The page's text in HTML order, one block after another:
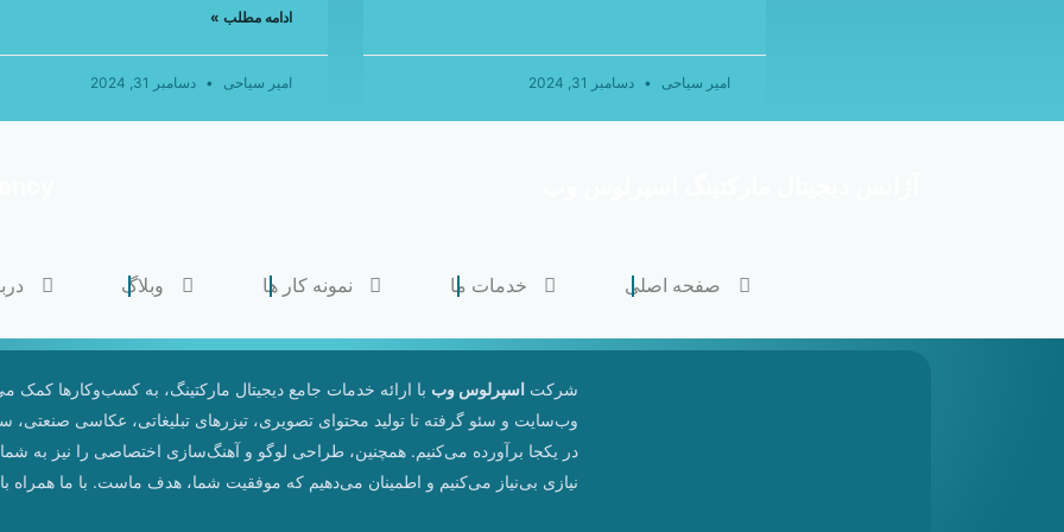
امیر سیاحی دسامبر 31, 2024
ادامه مطلب »
امیر سیاحی دسامبر 31, 2024
صفحه اصلی خدمات ما نمونه کار ها وبلاگ
شرکت اسپرلوس وب با ارائه خدمات جامع دیجیتال مارکتینگ، به کسب‌وکارها کمک
وب‌سایت و سئو گرفته تا تولید محتوای تصویری، تیزرهای تبلیغاتی، عکاسی
در یکجا برآورده می‌کنیم. همچنین، طراحی لوگو و آهنگ‌سازی اختصاصی را نیز به شما
نیازی بی‌نیاز می‌کنیم و اطمینان می‌دهیم که موفقیت شما، هدف ماست. با ما همراه